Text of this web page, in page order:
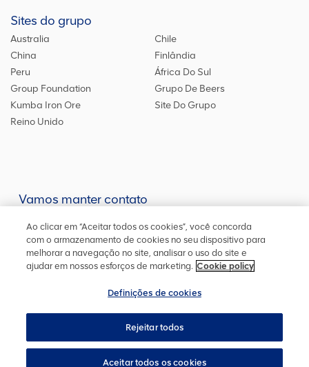
Sites do grupo
Australia
Chile
China
Finlândia
Peru
África Do Sul
Group Foundation
Grupo De Beers
Kumba Iron Ore
Site Do Grupo
Reino Unido
Vamos manter contato
contatoconoscopara outras informações
Acessibilidade
Termos e condições
YourVoice
Cadastre-se para receber alertas
Ao clicar em “Aceitar todos os cookies”, você concorda
com o armazenamento de cookies no seu dispositivo para
melhorar a navegação no site, analisar o uso do site e
ajudar em nossos esforços de marketing. Cookie policy
Definições de cookies
Rejeitar todos
Aceitar todos os cookies